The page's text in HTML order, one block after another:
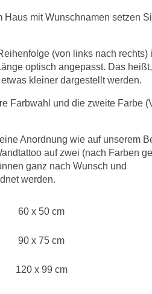
Haus mit Wunschnamen setzen
(von links nach rechts)
optisch angepasst. Das
kleiner dargestellt werden.
Farbwahl und die zweite Farbe
Anordnung wie auf unserem
auf zwei (nach Farben
ganz nach Wunsch und
werden.
60 x 50 cm
90 x 75 cm
120 x 99 cm